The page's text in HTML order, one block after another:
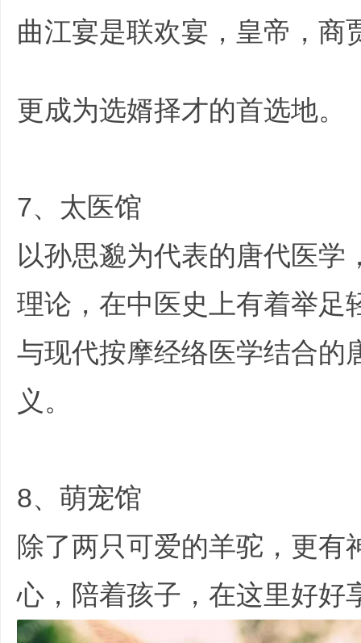
曲江宴是联欢宴，皇帝，商
更成为选婿择才的首选地。
7、太医馆
以孙思邈为代表的唐代医
理论，在中医史上有着举足
与现代按摩经络医学结合的
义。
8、萌宠馆
除了两只可爱的羊驼，更有
心，陪着孩子，在这里好好